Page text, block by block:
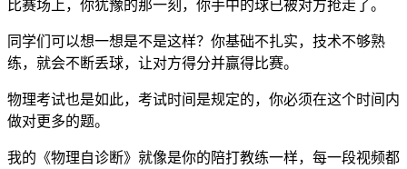
比赛场上，你犹豫的那一刻，你手中的球已被对方抢走了。
同学们可以想一想是不是这样？你基础不扎实，技术不够熟
练，就会不断丢球，让对方得分并赢得比赛。
物理考试也是如此，考试时间是规定的，你必须在这个时间内
做对更多的题。
我的《物理自诊断》就像是你的陪打教练一样，每一段视频都